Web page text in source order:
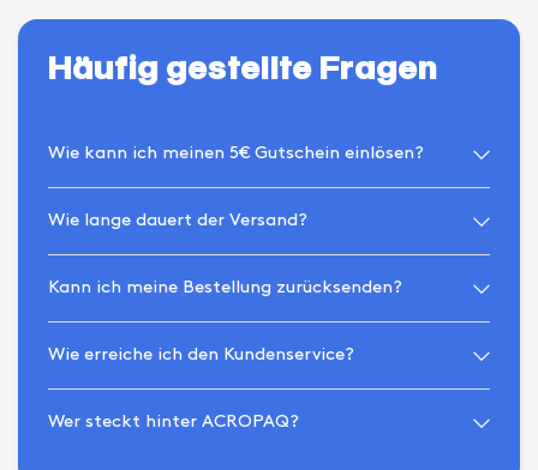
Häufig gestellte Fragen
Wie kann ich meinen 5€ Gutschein einlösen?
Wie lange dauert der Versand?
Kann ich meine Bestellung zurücksenden?
Wie erreiche ich den Kundenservice?
Wer steckt hinter ACROPAQ?